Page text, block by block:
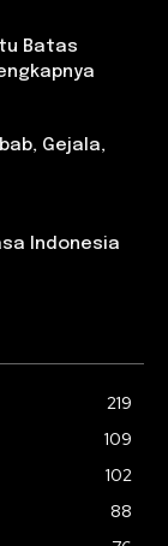
Batas
Gejala,
Indonesia
219
109
102
88